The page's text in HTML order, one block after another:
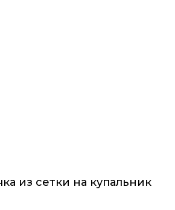
из сетки на купальник